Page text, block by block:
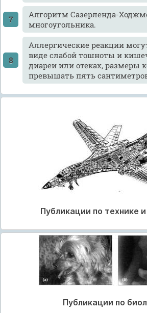
Алгоритм Сазерленда-
многоугольника.
Аллергические реакции
виде слабой тошноты и
диареи или отеках, размеры
превышать пять
Публикации по технике
Публикации по